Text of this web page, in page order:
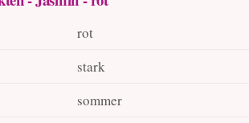
rot
stark
sommer